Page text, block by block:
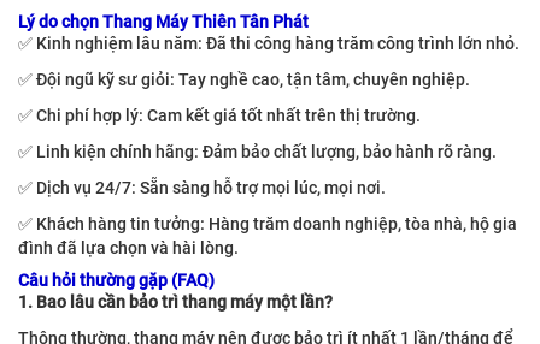
Lý do chọn Thang Máy Thiên Tân Phát
✅ Kinh nghiệm lâu năm: Đã thi công hàng trăm công trình lớn nhỏ.
✅ Đội ngũ kỹ sư giỏi: Tay nghề cao, tận tâm, chuyên nghiệp.
✅ Chi phí hợp lý: Cam kết giá tốt nhất trên thị trường.
✅ Linh kiện chính hãng: Đảm bảo chất lượng, bảo hành rõ ràng.
✅ Dịch vụ 24/7: Sẵn sàng hỗ trợ mọi lúc, mọi nơi.
✅ Khách hàng tin tưởng: Hàng trăm doanh nghiệp, tòa nhà, hộ gia
đình đã lựa chọn và hài lòng.
Câu hỏi thường gặp (FAQ)
1. Bao lâu cần bảo trì thang máy một lần?
Thông thường, thang máy nên được bảo trì ít nhất 1 lần/tháng để